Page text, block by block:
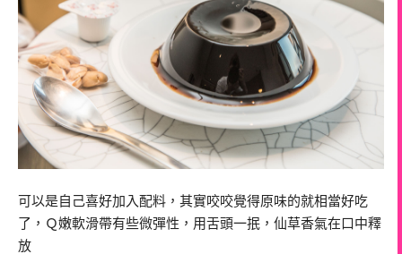
可以是自己喜好加入配料，其實咬咬覺得原味的就相當好吃
了，Ｑ嫩軟滑帶有些微彈性，用舌頭一抿，仙草香氣在口中釋
放